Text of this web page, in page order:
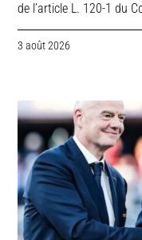
de l’article L. 120-1 du
3 août 2026